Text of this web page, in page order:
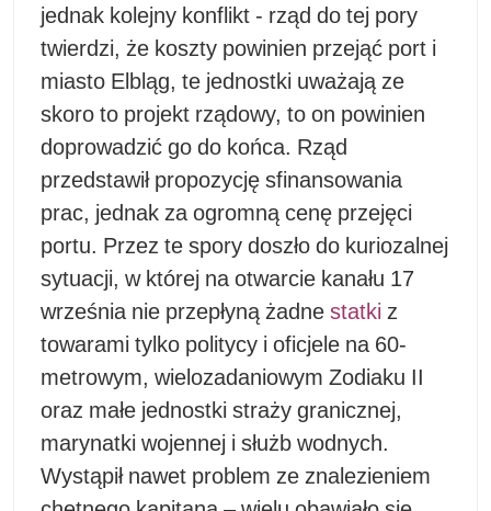
jednak kolejny konflikt - rząd do tej pory
twierdzi, że koszty powinien przejąć port i
miasto Elbląg, te jednostki uważają ze
skoro to projekt rządowy, to on powinien
doprowadzić go do końca. Rząd
przedstawił propozycję sfinansowania
prac, jednak za ogromną cenę przejęci
portu. Przez te spory doszło do kuriozalnej
sytuacji, w której na otwarcie kanału 17
września nie przepłyną żadne statki z
towarami tylko politycy i oficjele na 60-
metrowym, wielozadaniowym Zodiaku II
oraz małe jednostki straży granicznej,
marynatki wojennej i służb wodnych.
Wystąpił nawet problem ze znalezieniem